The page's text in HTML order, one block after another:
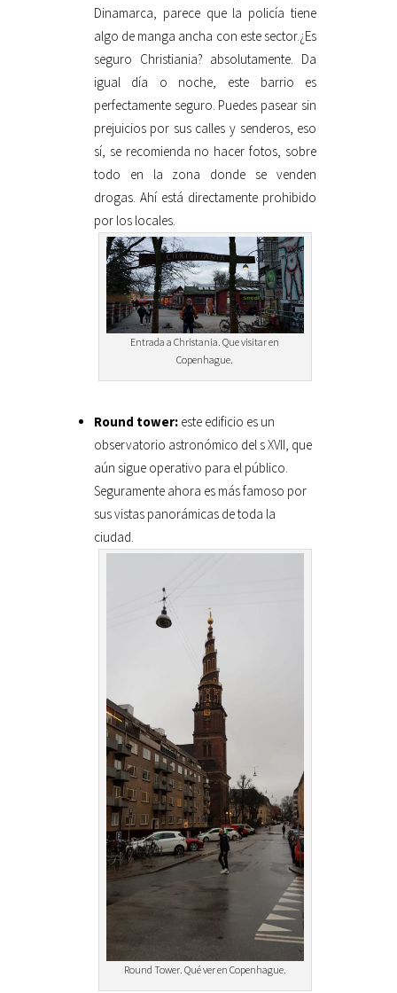
Dinamarca, parece que la policía tiene
algo de manga ancha con este sector.¿Es
seguro Christiania? absolutamente. Da
igual día o noche, este barrio es
perfectamente seguro. Puedes pasear sin
prejuicios por sus calles y senderos, eso
sí, se recomienda no hacer fotos, sobre
todo en la zona donde se venden
drogas. Ahí está directamente prohibido
por los locales.
Entrada a Christania. Que visitar en
Copenhague.
Round tower:este edificio es un
observatorio astronómico del s XVII, que
aún sigue operativo para el público.
Seguramente ahora es más famoso por
sus vistas panorámicas de toda la
ciudad.
Round Tower. Qué ver en Copenhague.